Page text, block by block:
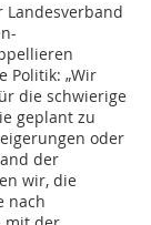
Landesverband
Politik: „Wir
die schwierige
geplant zu
oder
der
wir, die
nach